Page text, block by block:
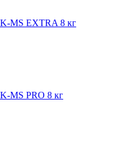
MS EXTRA 8 кг
MS PRO 8 кг